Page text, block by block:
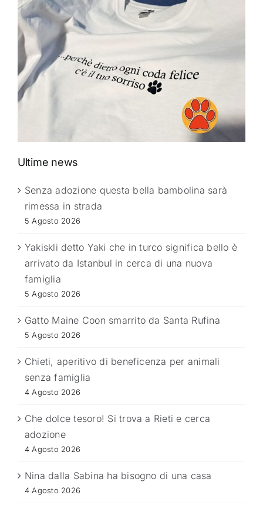
Ultime news
Senza adozione questa bella bambolina sarà
rimessa in strada
5 Agosto 2026
Yakiskli detto Yaki che in turco significa bello è
arrivato da Istanbul in cerca di una nuova
famiglia
5 Agosto 2026
Gatto Maine Coon smarrito da Santa Rufina
5 Agosto 2026
Chieti, aperitivo di beneficenza per animali
senza famiglia
4 Agosto 2026
Che dolce tesoro! Si trova a Rieti e cerca
adozione
4 Agosto 2026
Nina dalla Sabina ha bisogno di una casa
4 Agosto 2026